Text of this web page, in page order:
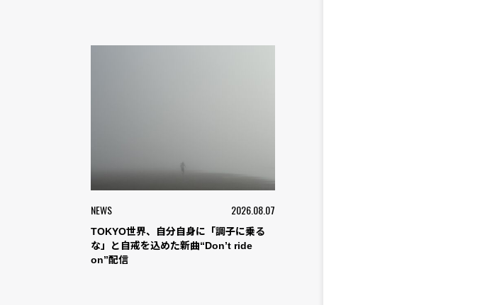
NEWS 2026.08.07
TOKYO世界、自分自身に「調子に乗る
な」と自戒を込めた新曲“Don’t ride
on”配信